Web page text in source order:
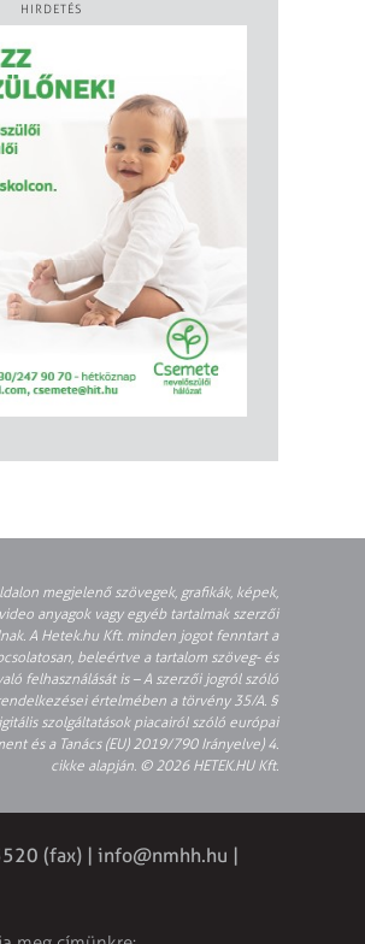
HIRDETÉS
megjelenő szövegek, grafikák, képek,
anyagok vagy egyéb tartalmak szerzői
A Hetek.hu Kft. minden jogot fenntart a
beleértve a tartalom szöveg- és
felhasználását is – A szerzői jogról szóló
értelmében a törvény 35/A. §
szolgáltatások piacairól szóló európai
és a Tanács (EU) 2019/790 Irányelve) 4.
cikke alapján. © 2026 HETEK.HU Kft.
(fax) | info@nmhh.hu